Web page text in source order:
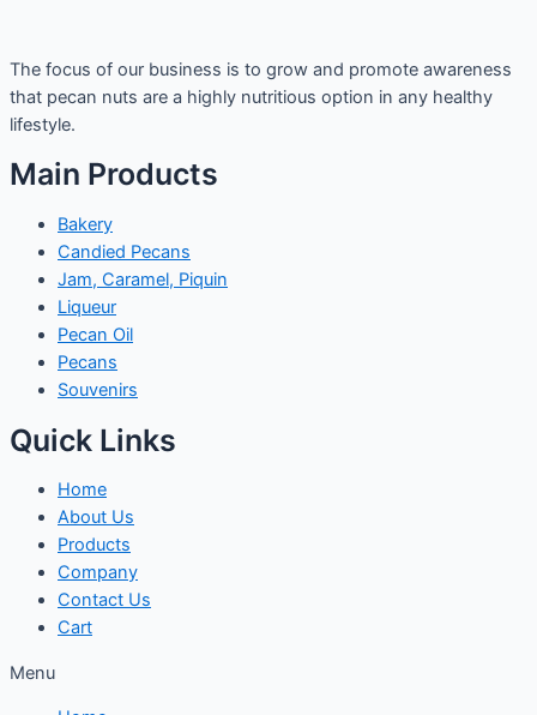
The focus of our business is to grow and promote awareness
that pecan nuts are a highly nutritious option in any healthy
lifestyle.
Main Products
Bakery
Candied Pecans
Jam, Caramel, Piquin
Liqueur
Pecan Oil
Pecans
Souvenirs
Quick Links
Home
About Us
Products
Company
Contact Us
Cart
Menu